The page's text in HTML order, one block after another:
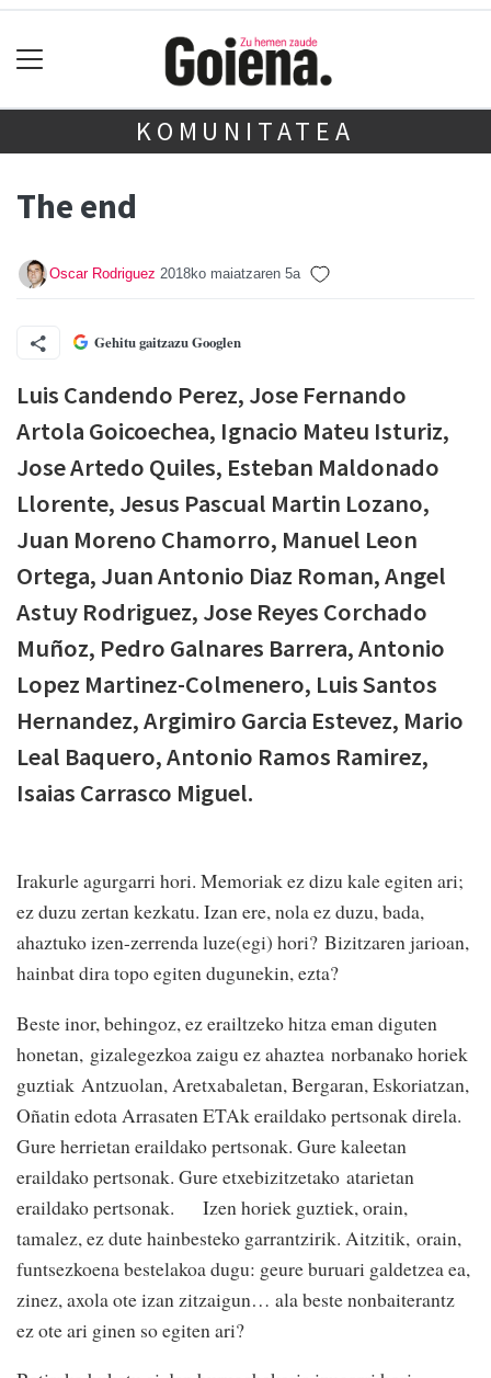
KOMUNITATEA
The end
Oscar Rodriguez 2018ko maiatzaren 5a
Gehitu gaitzazu Googlen
Luis Candendo Perez, Jose Fernando
Artola Goicoechea, Ignacio Mateu Isturiz,
Jose Artedo Quiles, Esteban Maldonado
Llorente, Jesus Pascual Martin Lozano,
Juan Moreno Chamorro, Manuel Leon
Ortega, Juan Antonio Diaz Roman, Angel
Astuy Rodriguez, Jose Reyes Corchado
Muñoz, Pedro Galnares Barrera, Antonio
Lopez Martinez-Colmenero, Luis Santos
Hernandez, Argimiro Garcia Estevez, Mario
Leal Baquero, Antonio Ramos Ramirez,
Isaias Carrasco Miguel.
Irakurle agurgarri hori. Memoriak ez dizu kale egiten ari;
ez duzu zertan kezkatu. Izan ere, nola ez duzu, bada,
ahaztuko izen-zerrenda luze(egi) hori? Bizitzaren jarioan,
hainbat dira topo egiten dugunekin, ezta?
Beste inor, behingoz, ez erailtzeko hitza eman diguten
honetan, gizalegezkoa zaigu ez ahaztea norbanako horiek
guztiak Antzuolan, Aretxabaletan, Bergaran, Eskoriatzan,
Oñatin edota Arrasaten ETAk eraildako pertsonak direla.
Gure herrietan eraildako pertsonak. Gure kaleetan
eraildako pertsonak. Gure etxebizitzetako atarietan
eraildako pertsonak. Izen horiek guztiek, orain,
tamalez, ez dute hainbesteko garrantzirik. Aitzitik, orain,
funtsezkoena bestelakoa dugu: geure buruari galdetzea ea,
zinez, axola ote izan zitzaigun… ala beste nonbaiterantz
ez ote ari ginen so egiten ari?